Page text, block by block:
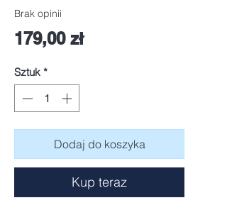
Brak opinii
179,00 złCena
Sztuk *
Dodaj do koszyka
Kup teraz